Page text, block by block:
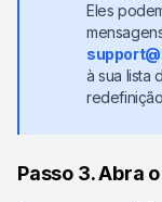
Eles
à sua lista
Passo 3. Abra